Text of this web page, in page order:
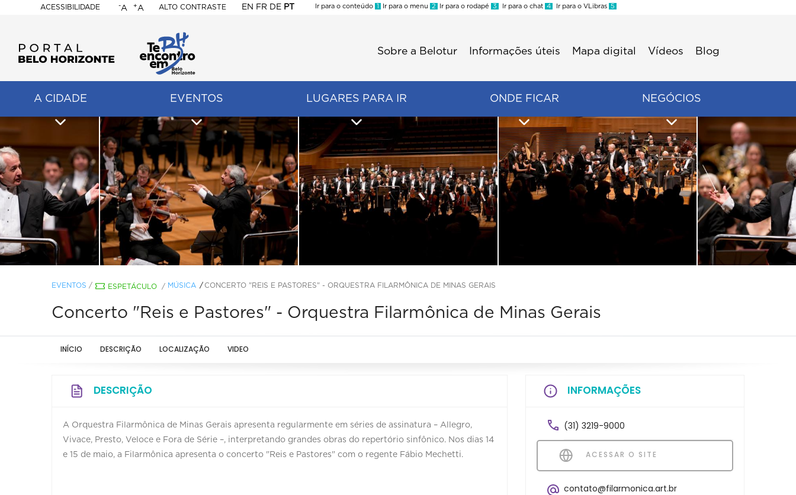
ACESSIBILIDADE
BELO
HORIZONTE
-A +A ALTO CONTRASTE EN FR DE PT
Ir para o conteúdo 1 Ir para o menu 2 Ir para o rodapé 3 Ir para o chat 4 Ir para o VLibras 5
Sobre a Belotur Informações úteis Mapa digital Vídeos Blog
A CIDADE EVENTOS LUGARES PARA IR ONDE FICAR NEGÓCIOS
EVENTOS / ESPETÁCULO / MÚSICA CONCERTO "REIS E PASTORES" - ORQUESTRA FILARMÔNICA DE MINAS GERAIS
Concerto "Reis e Pastores" - Orquestra Filarmônica de Minas Gerais
INÍCIO DESCRIÇÃO LOCALIZAÇÃO VIDEO
DESCRIÇÃO
A Orquestra Filarmônica de Minas Gerais apresenta regularmente em séries de assinatura – Allegro,
Vivace, Presto, Veloce e Fora de Série –, interpretando grandes obras do repertório sinfônico. Nos dias 14
e 15 de maio, a Filarmônica apresenta o concerto "Reis e Pastores" com o regente Fábio Mechetti.
INFORMAÇÕES
(31) 3219-9000
ACESSAR O SITE
contato@filarmonica.art.br